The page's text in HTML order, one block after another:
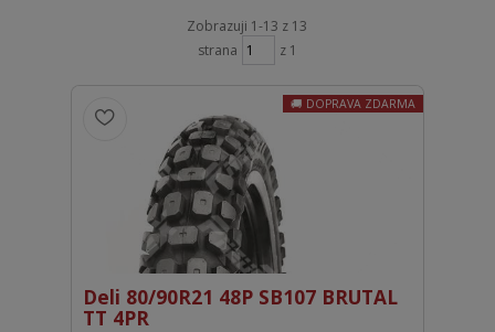
Zobrazuji 1-13 z 13
strana
z 1
DOPRAVA ZDARMA
Deli 80/90R21 48P SB107 BRUTAL
TT 4PR